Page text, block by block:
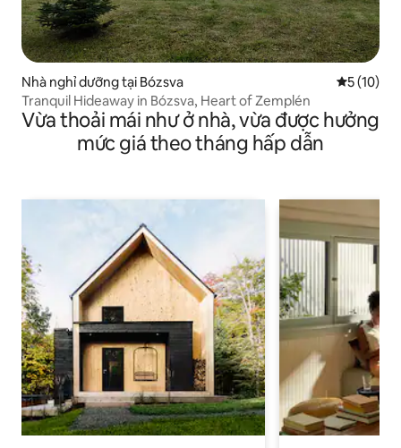
Nhà nghỉ dưỡng tại Bózsva Xếp hạng
5 (10)
Tranquil Hideaway in Bózsva, Heart of Zemplén
Vừa thoải mái như ở nhà, vừa được hưởng
mức giá theo tháng hấp dẫn